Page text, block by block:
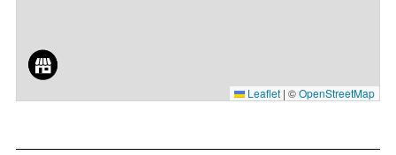
Leaflet | ©OpenStreetMap